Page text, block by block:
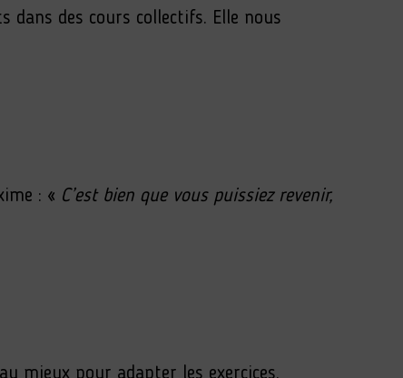
dans des cours collectifs. Elle nous
: « C’est bien que vous puissiez revenir,